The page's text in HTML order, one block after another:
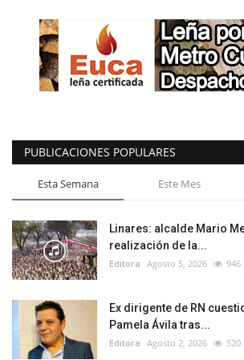
PUBLICACIONES POPULARES
Esta Semana Este Mes
Linares: alcalde Mario
realización de la...
Editora Agosto 5, 2026 946
Ex dirigente de RN
Pamela Ávila tras...
Editora Agosto 2, 2026 520